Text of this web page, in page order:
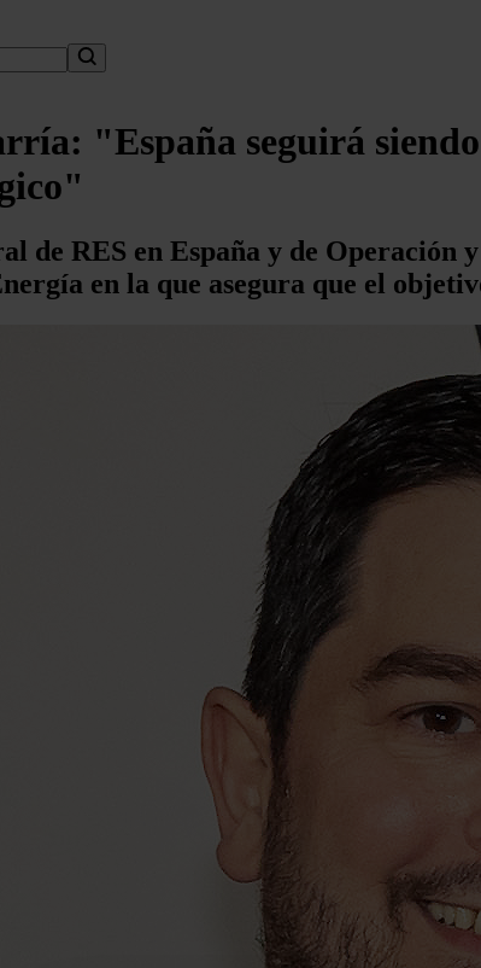
"España seguirá
de RES en España y de
en la que asegura que el